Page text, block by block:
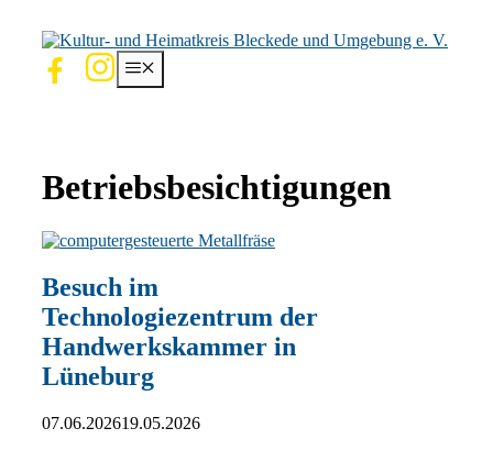
Inhalt
springen
Betriebsbesichtigungen
Besuch im
Technologiezentrum der
Handwerkskammer in
Lüneburg
07.06.202619.05.2026